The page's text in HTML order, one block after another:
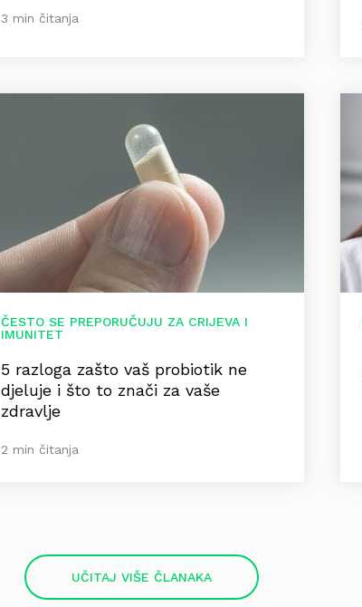
3 min čitanja
ČESTO SE PREPORUČUJU ZA CRIJEVA I
IMUNITET
5 razloga zašto vaš probiotik ne
djeluje i što to znači za vaše
zdravlje
2 min čitanja
UČITAJ VIŠE ČLANAKA